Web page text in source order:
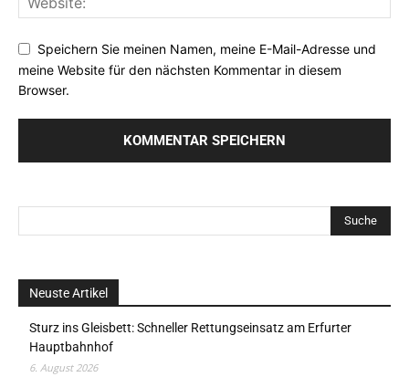
Speichern Sie meinen Namen, meine E-Mail-Adresse und
meine Website für den nächsten Kommentar in diesem
Browser.
Neuste Artikel
Sturz ins Gleisbett: Schneller Rettungseinsatz am Erfurter
Hauptbahnhof
6. August 2026